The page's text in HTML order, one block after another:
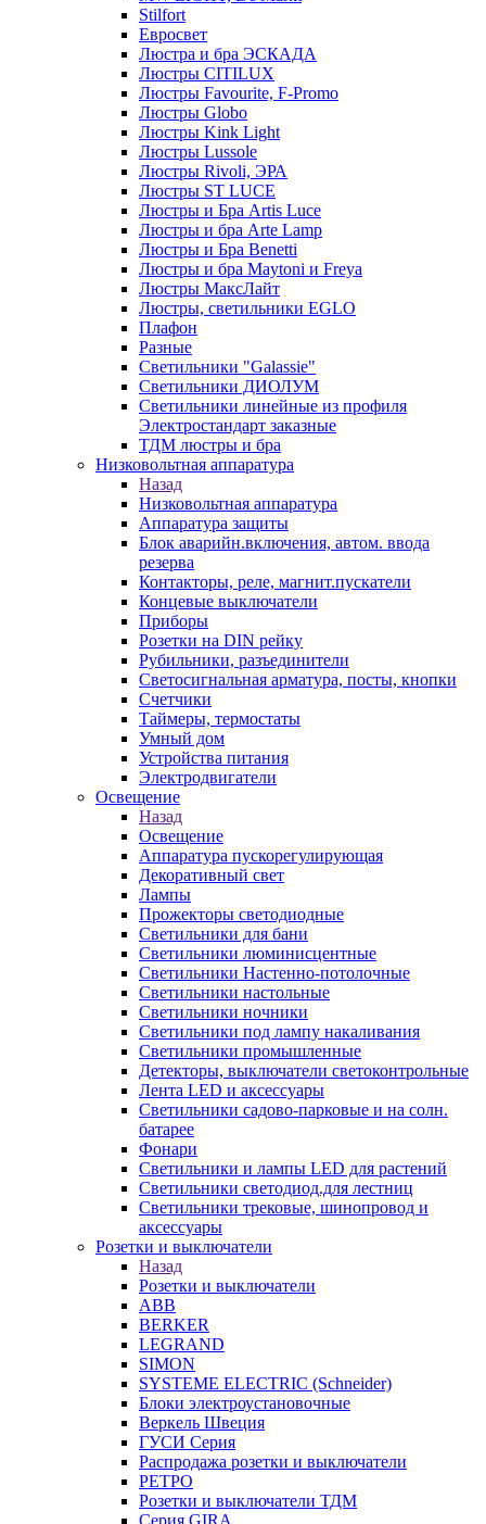
Stilfort
Евросвет
Люстра и бра ЭСКАДА
Люстры CITILUX
Люстры Favourite, F-Promo
Люстры Globo
Люстры Kink Light
Люстры Lussole
Люстры Rivoli, ЭРА
Люстры ST LUCE
Люстры и Бра Artis Luce
Люстры и бра Arte Lamp
Люстры и Бра Benetti
Люстры и бра Maytoni и Freya
Люстры МаксЛайт
Люстры, светильники EGLO
Плафон
Разные
Светильники "Galassie"
Светильники ДИОЛУМ
Светильники линейные из профиля
Электростандарт заказные
ТДМ люстры и бра
Низковольтная аппаратура
Назад
Низковольтная аппаратура
Аппаратура защиты
Блок аварийн.включения, автом. ввода
резерва
Контакторы, реле, магнит.пускатели
Концевые выключатели
Приборы
Розетки на DIN рейку
Рубильники, разъединители
Светосигнальная арматура, посты, кнопки
Счетчики
Таймеры, термостаты
Умный дом
Устройства питания
Электродвигатели
Освещение
Назад
Освещение
Аппаратура пускорегулирующая
Декоративный свет
Лампы
Прожекторы светодиодные
Светильники для бани
Светильники люминисцентные
Светильники Настенно-потолочные
Светильники настольные
Светильники ночники
Светильники под лампу накаливания
Светильники промышленные
Детекторы, выключатели светоконтрольные
Лента LED и аксессуары
Светильники садово-парковые и на солн.
батарее
Фонари
Светильники и лампы LED для растений
Светильники светодиод.для лестниц
Светильники трековые, шинопровод и
аксессуары
Розетки и выключатели
Назад
Розетки и выключатели
ABB
BERKER
LEGRAND
SIMON
SYSTEME ELECTRIC (Schneider)
Блоки электроустановочные
Веркель Швеция
ГУСИ Серия
Распродажа розетки и выключатели
РЕТРО
Розетки и выключатели ТДМ